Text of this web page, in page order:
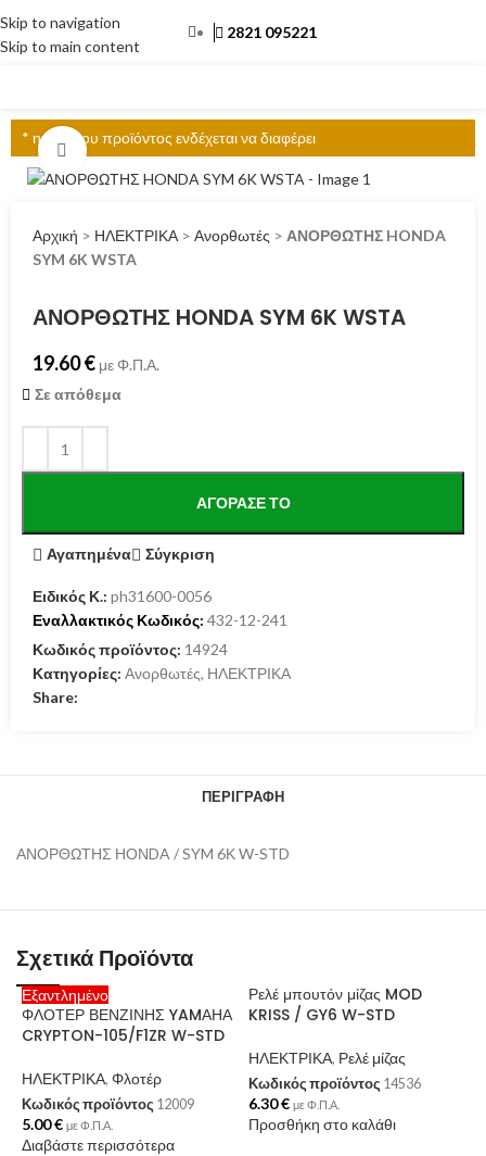
Skip to navigation
Skip to main content
2821 095221
* η τιμή του προϊόντος ενδέχεται να διαφέρει
Click to enlarge
Αρχική > ΗΛΕΚΤΡΙΚΑ > Ανορθωτές > ΑΝΟΡΘΩΤΗΣ HONDA
SYM 6K WSTA
ΑΝΟΡΘΩΤΗΣ HONDA SYM 6K WSTA
19.60€ με Φ.Π.Α.
Σε απόθεμα
ΑΓΌΡΑΣΕ ΤΟ
Αγαπημένα Σύγκριση
Ειδικός Κ.: ph31600-0056
Εναλλακτικός Κωδικός: 432-12-241
Κωδικός προϊόντος: 14924
Κατηγορίες: Ανορθωτές, ΗΛΕΚΤΡΙΚΑ
Share:
ΠΕΡΙΓΡΑΦΉ
ΑΝΟΡΘΩΤΗΣ ΗΟΝDA / SYM 6Κ W-STD
Σχετικά Προϊόντα
Εξαντλημένο
ΦΛΟΤΕΡ ΒΕΝΖΙΝΗΣ YAMΑΗΑ
CRYPTON-105/F1ZR W-STD
ΗΛΕΚΤΡΙΚΑ, Φλοτέρ
Κωδικός προϊόντος 12009
5.00€ με Φ.Π.Α.
Διαβάστε περισσότερα
Ρελέ μπουτόν μίζας MOD
KRISS / GY6 W-STD
ΗΛΕΚΤΡΙΚΑ, Ρελέ μίζας
Κωδικός προϊόντος 14536
6.30€ με Φ.Π.Α.
Προσθήκη στο καλάθι